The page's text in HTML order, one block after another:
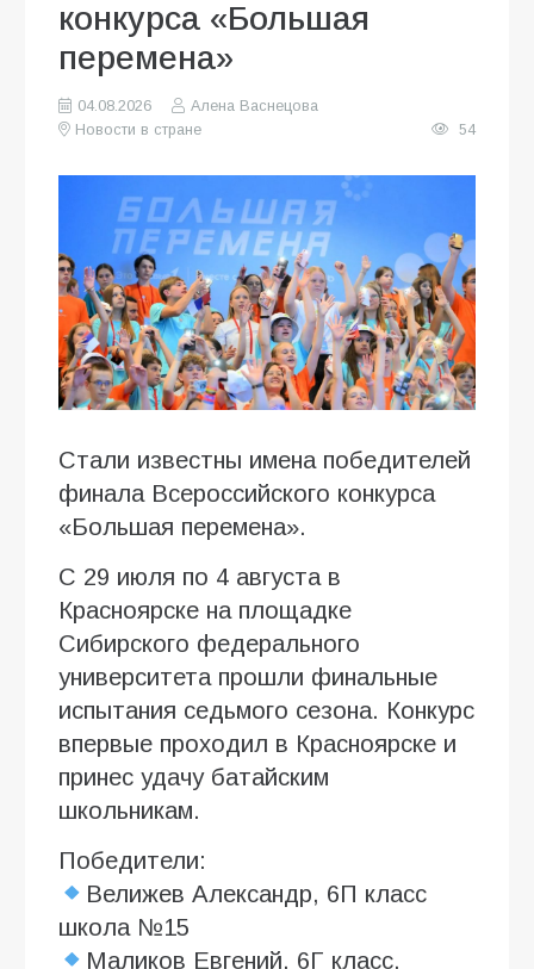
конкурса «Большая
перемена»
04.08.2026
Алена Васнецова
Новости в стране
54
Стали известны имена победителей
финала Всероссийского конкурса
«Большая перемена».
С 29 июля по 4 августа в
Красноярске на площадке
Сибирского федерального
университета прошли финальные
испытания седьмого сезона. Конкурс
впервые проходил в Красноярске и
принес удачу батайским
школьникам.
Победители:
Велижев Александр, 6П класс
школа №15
Маликов Евгений, 6Г класс,